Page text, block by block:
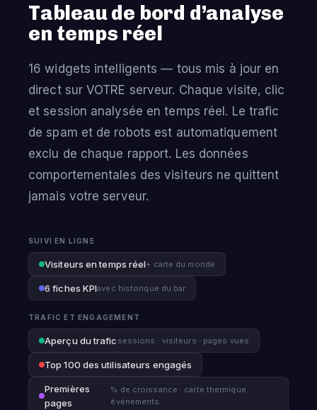
Tableau de bord d’analyse
en temps réel
16 widgets intelligents — tous mis à jour en
direct sur VOTRE serveur. Chaque visite, clic
et session analysée en temps réel. Le trafic
de spam et de robots est automatiquement
exclu de chaque rapport. Les données
comportementales des visiteurs ne quittent
jamais votre serveur.
SUIVI EN LIGNE
Visiteurs en temps réel+ carte du monde
6 fiches KPIavec historique du bar
TRAFIC ET ENGAGEMENT
Aperçu du trafic sessions · visiteurs · pages vues
Top 100 des utilisateurs engagés
Premières
pages
% de croissance · carte thermique ·
événements